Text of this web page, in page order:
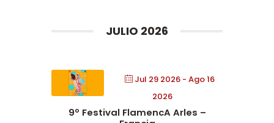
JULIO 2026
Jul 29 2026- Ago 16
2026
9º Festival FlamencA Arles –